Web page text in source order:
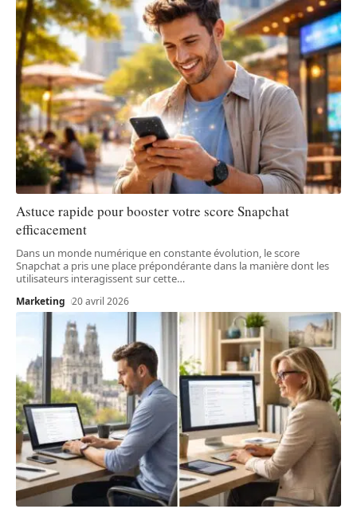
Astuce rapide pour booster votre score Snapchat
efficacement
Dans un monde numérique en constante évolution, le score
Snapchat a pris une place prépondérante dans la manière dont les
utilisateurs interagissent sur cette…
Marketing 20 avril 2026